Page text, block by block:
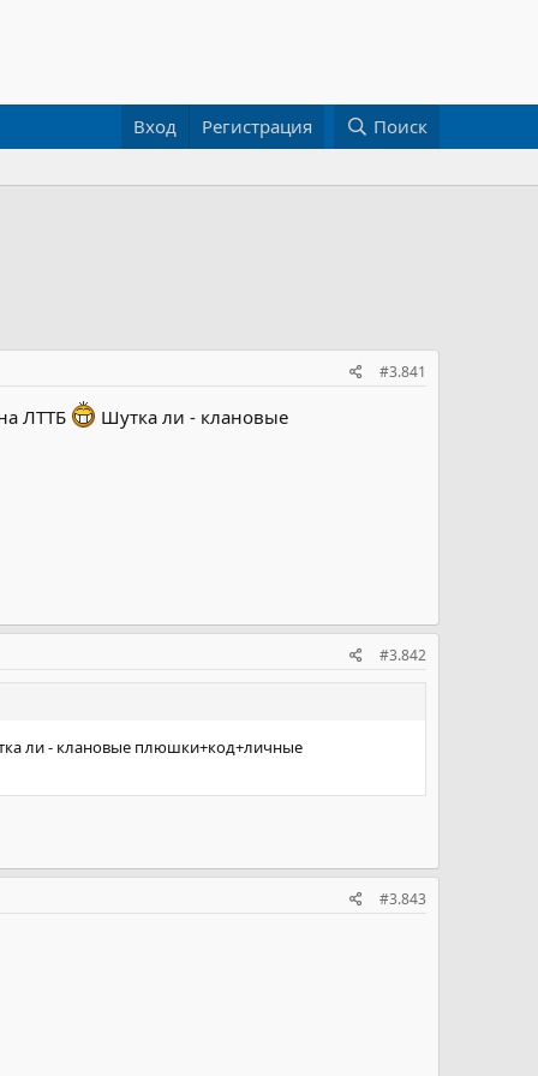
Вход Регистрация Поиск
#3.841
ЛТТБ
Шутка ли - клановые
#3.842
ли - клановые плюшки+код+личные
#3.843